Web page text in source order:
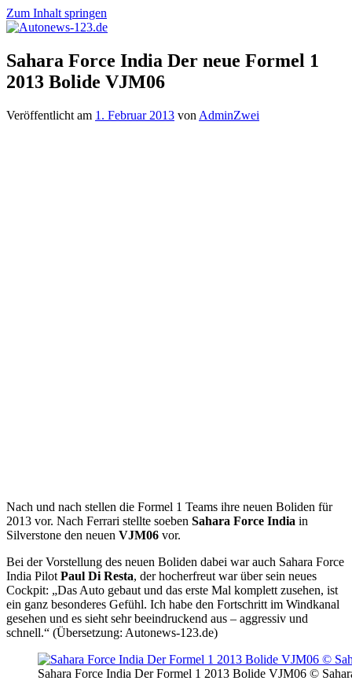
Zum Inhalt springen
Autonews-
123.de
Autonews
mit
Charme
Sahara Force India Der neue Formel 1
2013 Bolide VJM06
Veröffentlicht am 1. Februar 2013 von AdminZwei
Nach und nach stellen die Formel 1 Teams ihre neuen Boliden für
2013 vor. Nach Ferrari stellte soeben Sahara Force India in
Silverstone den neuen VJM06 vor.
Bei der Vorstellung des neuen Boliden dabei war auch Sahara Force
India Pilot Paul Di Resta, der hocherfreut war über sein neues
Cockpit: „Das Auto gebaut und das erste Mal komplett zusehen, ist
ein ganz besonderes Gefühl. Ich habe den Fortschritt im Windkanal
gesehen und es sieht sehr beeindruckend aus – aggressiv und
schnell.“ (Übersetzung: Autonews-123.de)
Sahara Force India Der Formel 1 2013 Bolide VJM06 ©